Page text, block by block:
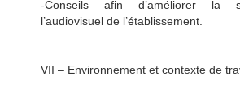
-Conseils afin d’améliorer la
l’audiovisuel de l’établissement.
VII – Environnement et contexte de